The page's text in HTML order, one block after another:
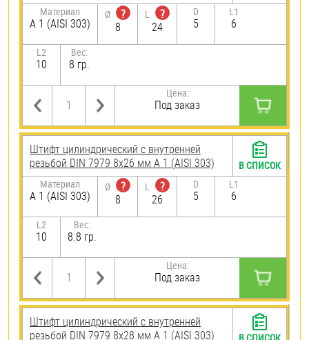
Материал
А 1 (AISI 303)
Ø
?
8
L
?
24
D
5
L1
6
L2
10
Вес:
8 гр.
Цена:
Под заказ
Штифт цилиндрический с внутренней
резьбой DIN 7979 8х26 мм А 1 (AISI 303)
Материал
А 1 (AISI 303)
Ø
?
8
L
?
26
D
5
L1
6
L2
10
Вес:
8.8 гр.
Цена:
Под заказ
В СПИСОК
Штифт цилиндрический с внутренней
резьбой DIN 7979 8х28 мм А 1 (AISI 303)